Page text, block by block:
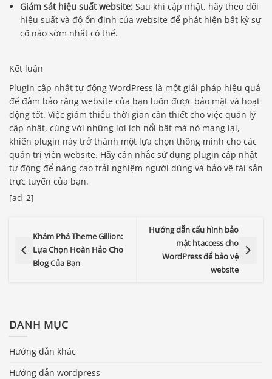
Giám sát hiệu suất website: Sau khi cập nhật, hãy theo dõi
hiệu suất và độ ổn định của website để phát hiện bất kỳ sự
cố nào sớm nhất có thể.
Kết luận
Plugin cập nhật tự động WordPress là một giải pháp hiệu quả
để đảm bảo rằng website của bạn luôn được bảo mật và hoạt
động tốt. Việc giảm thiểu thời gian cần thiết cho việc quản lý
cập nhật, cùng với những lợi ích nổi bật mà nó mang lại,
khiến plugin này trở thành một lựa chọn thông minh cho các
quản trị viên website. Hãy cân nhắc sử dụng plugin cập nhật
tự động để nâng cao trải nghiệm người dùng và bảo vệ tài sản
trực tuyến của bạn.
[ad_2]
Khám Phá Theme Gillion:
Lựa Chọn Hoàn Hảo Cho
Blog Của Bạn
Hướng dẫn cấu hình bảo
mật htaccess cho
WordPress để bảo vệ
website
DANH MỤC
Hướng dẫn khác
Hướng dẫn wordpress